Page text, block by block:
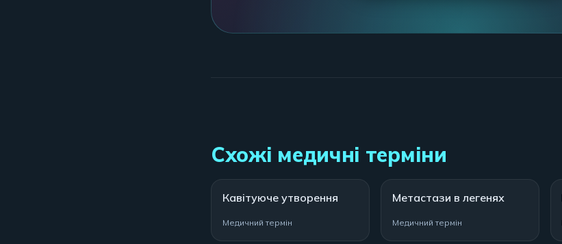
Схожі медичні терміни
Кавітуюче утворення
Медичний термін
Метастази в легенях
Медичний термін